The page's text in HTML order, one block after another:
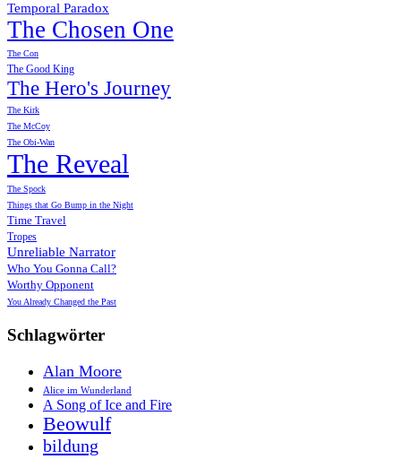
Temporal Paradox
The Chosen One
The Con
The Good King
The Hero's Journey
The Kirk
The McCoy
The Obi-Wan
The Reveal
The Spock
Things that Go Bump in the Night
Time Travel
Tropes
Unreliable Narrator
Who You Gonna Call?
Worthy Opponent
You Already Changed the Past
Schlagwörter
Alan Moore
Alice im Wunderland
A Song of Ice and Fire
Beowulf
bildung